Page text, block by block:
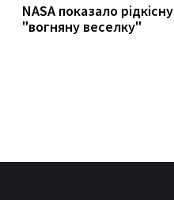
NASA показало рідкісну
"вогняну веселку"